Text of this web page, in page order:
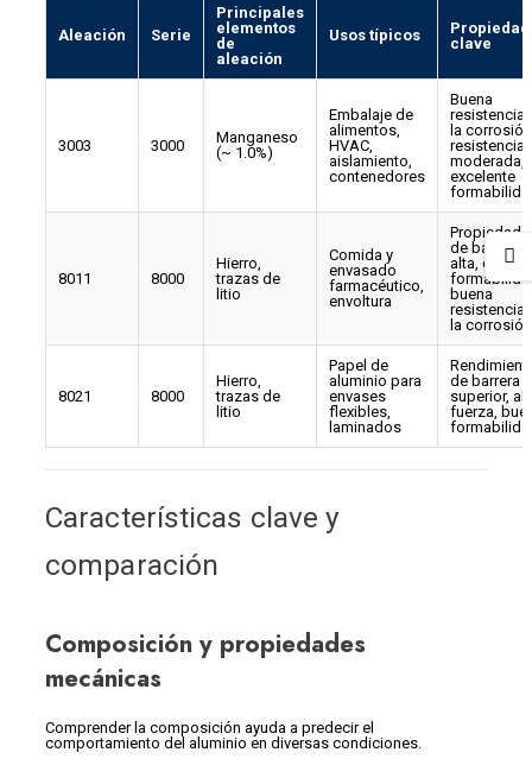
Aleación Serie
Principales
elementos
de
aleación
Usos típicos
clave
3003 3000
Manganeso
(~ 1.0%)
Embalaje de
alimentos,
HVAC,
aislamiento,
contenedores
Buena
resistencia
la
resistencia
moderada,
excelente
8011 8000
Hierro,
trazas de
litio
Comida y
envasado
farmacéutico,
envoltura
de barrera
alta,
buena
resistencia
la corrosión
8021 8000
Hierro,
trazas de
litio
Papel de
aluminio para
envases
flexibles,
laminados
de barrera
superior,
fuerza,
Características clave y
comparación
Composición y propiedades
mecánicas
Comprender la composición ayuda a predecir el
comportamiento del aluminio en diversas condiciones.